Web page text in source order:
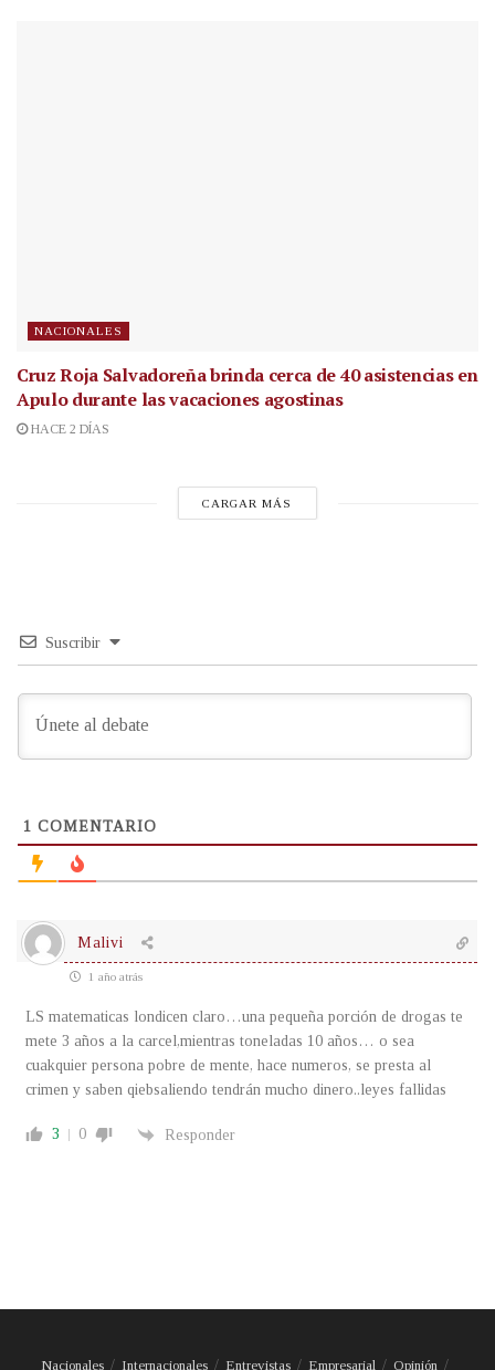
NACIONALES
Cruz Roja Salvadoreña brinda cerca de 40 asistencias en
Apulo durante las vacaciones agostinas
HACE 2 DÍAS
CARGAR MÁS
Suscribir
1 COMENTARIO
Malivi
1 año atrás
LS matematicas londicen claro…una pequeña porción de drogas te
mete 3 años a la carcel,mientras toneladas 10 años… o sea
cuakquier persona pobre de mente, hace numeros, se presta al
crimen y saben qiebsaliendo tendrán mucho dinero..leyes fallidas
3 0 Responder
Nacionales Internacionales Entrevistas Empresarial Opinión